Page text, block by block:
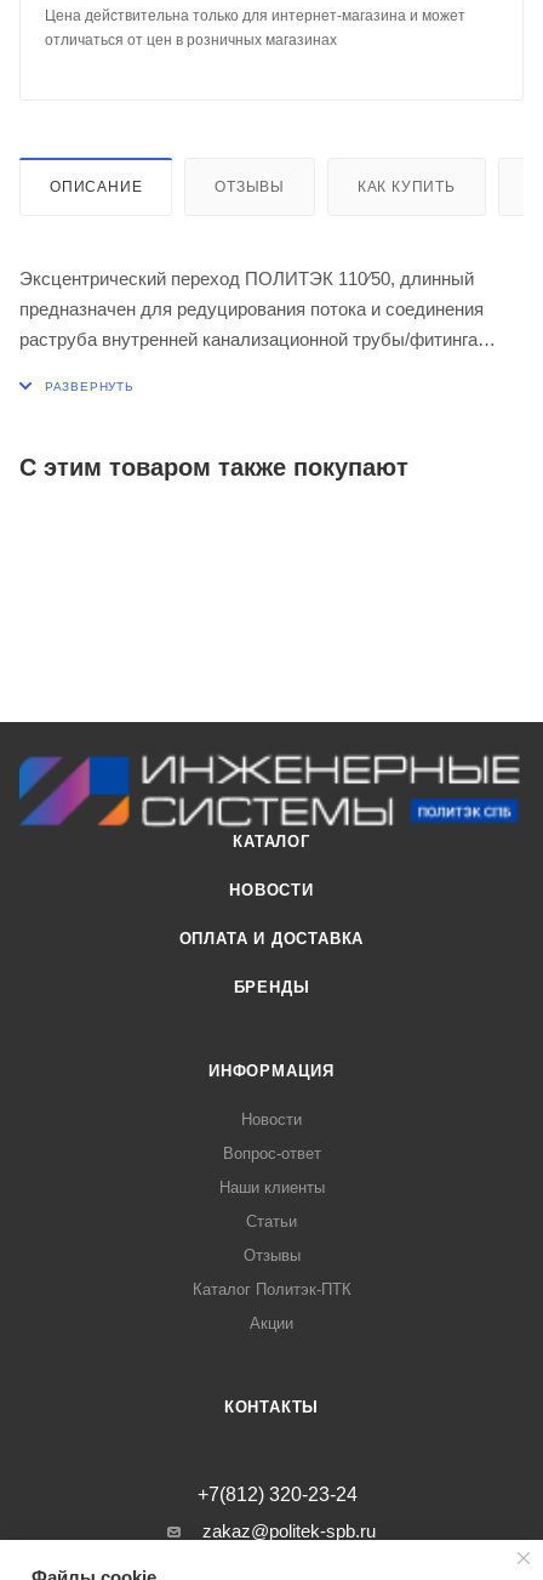
Цена действительна только для интернет-магазина и может
отличаться от цен в розничных магазинах
ОПИСАНИЕ ОТЗЫВЫ КАК КУПИТЬ
Эксцентрический переход ПОЛИТЭК 110⁄50, длинный
предназначен для редуцирования потока и соединения
раструба внутренней канализационной трубы/фитинга
Применяется при максимальной температуре постоянных
С этим товаром также покупают
КАТАЛОГ
НОВОСТИ
ОПЛАТА И ДОСТАВКА
БРЕНДЫ
ИНФОРМАЦИЯ
Новости
Вопрос-ответ
Наши клиенты
Статьи
Отзывы
Каталог Политэк-ПТК
Акции
КОНТАКТЫ
+7(812) 320-23-24
zakaz@politek-spb.ru